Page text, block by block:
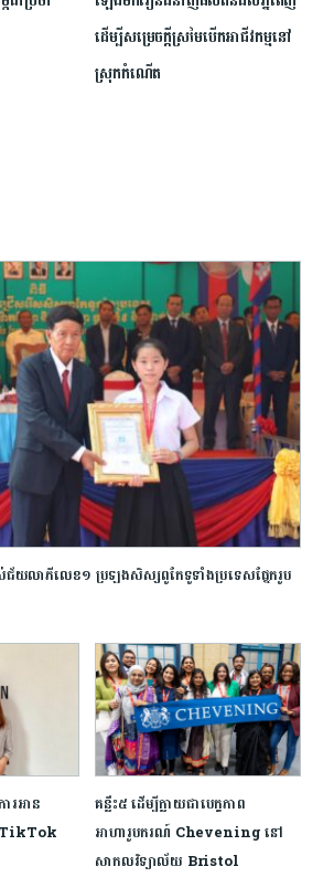
ដើម្បីសម្រេចក្តីស្រមៃបើកអាជីវកម្មនៅ
ស្រុកកំណើត
យលាភីលេខ១ ប្រឡងសិស្សពូកែទូទាំងប្រទេសផ្នែករូប
រអាន
TikTok
គន្លឹះ៥ ដើម្បីក្លាយជាបេក្ខភាព
អាហារូបករណ៍ Chevening នៅ
សាកលវិទ្យាល័យ Bristol